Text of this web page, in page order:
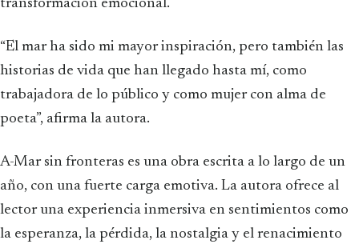
transformación emocional.
“El mar ha sido mi mayor inspiración, pero también las
historias de vida que han llegado hasta mí, como
trabajadora de lo público y como mujer con alma de
poeta”, afirma la autora.
A-Mar sin fronteras es una obra escrita a lo largo de un
año, con una fuerte carga emotiva. La autora ofrece al
lector una experiencia inmersiva en sentimientos como
la esperanza, la pérdida, la nostalgia y el renacimiento